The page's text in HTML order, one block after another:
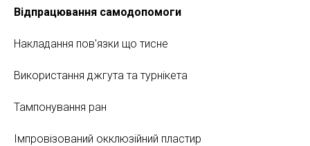
Відпрацювання самодопомоги
Накладання пов'язки що тисне
Використання джгута та турнікета
Тампонування ран
Імпровізований окклюзійний пластир